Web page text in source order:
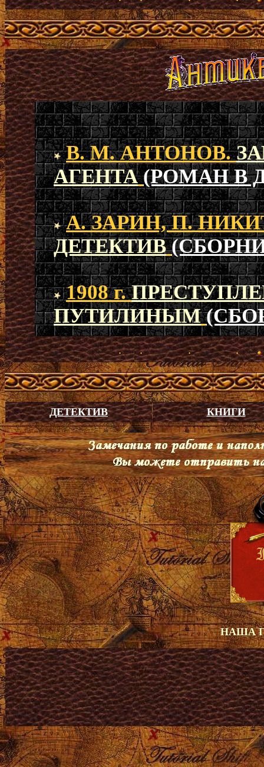
В. М. АНТОНОВ.
АГЕНТА (РОМАН В
А. ЗАРИН, П.
ДЕТЕКТИВ
1908 г.
ПУТИЛИНЫМ
ДЕТЕКТИВ КНИГИ
НАША